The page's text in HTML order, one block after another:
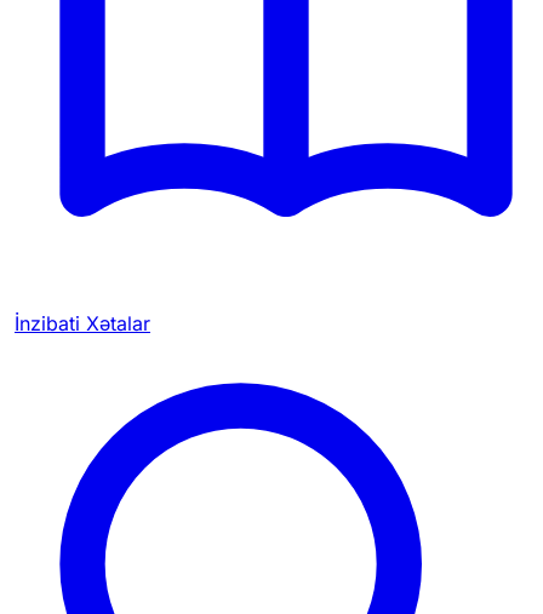
İnzibati Xətalar